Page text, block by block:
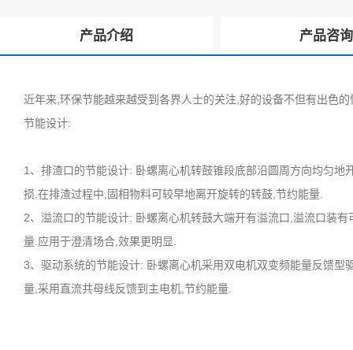
产品介绍 产品咨询
近年来,环保节能越来越受到各界人士的关注,好的设备不但有出色
节能设计:
1、排渣口的节能设计: 卧螺离心机转鼓锥段底部沿圆周方向均匀
损.在排渣过程中,固相物料可较早地离开旋转的转鼓,节约能量.
2、溢流口的节能设计: 卧螺离心机转鼓大端开有溢流口,溢流口装
量.应用于澄清场合,效果更明显.
3、驱动系统的节能设计: 卧螺离心机采用双电机双变频能量反馈
量,采用直流共母线反馈到主电机,节约能量.